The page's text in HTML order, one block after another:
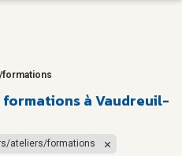
formations à Vaudreuil-
ateliers/formations